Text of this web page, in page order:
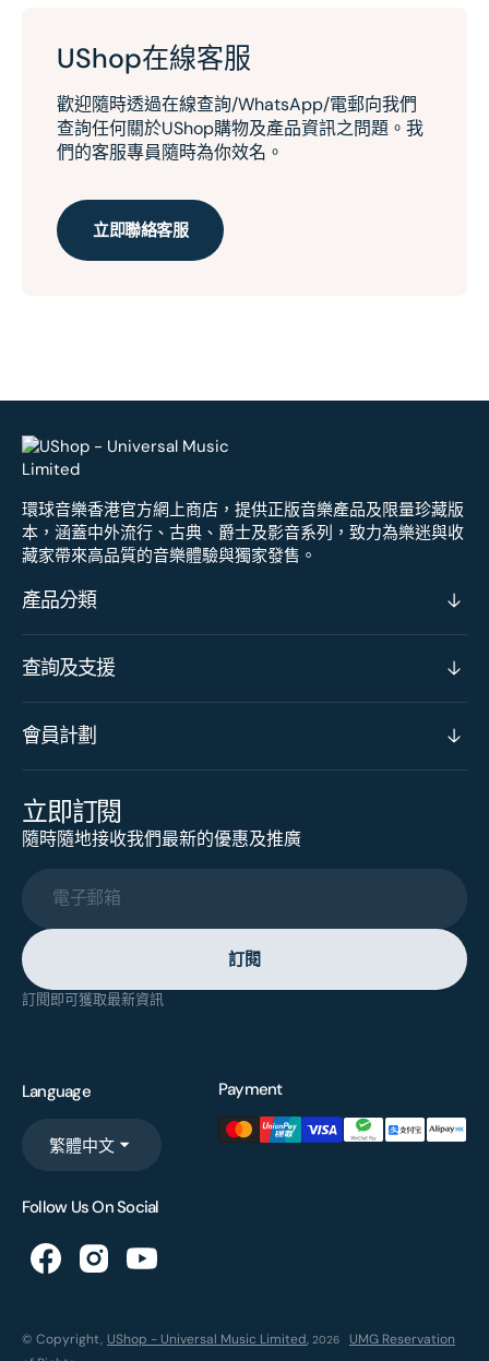
UShop在線客服
歡迎隨時透過在線查詢/WhatsApp/電郵向我們
查詢任何關於UShop購物及產品資訊之問題。我
們的客服專員隨時為你效名。
立即聯絡客服
環球音樂香港官方網上商店，提供正版音樂產品及限量珍藏版
本，涵蓋中外流行、古典、爵士及影音系列，致力為樂迷與收
藏家帶來高品質的音樂體驗與獨家發售。
產品分類
查詢及支援
會員計劃
立即訂閱
隨時隨地接收我們最新的優惠及推廣
電子郵箱
訂閱
訂閱即可獲取最新資訊
Language
繁體中文
Payment
Follow Us On Social
© Copyright, UShop - Universal Music Limited, 2026
UMG Reservation